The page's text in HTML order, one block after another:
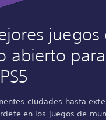
juegos
abierto para
ciudades hasta
en los juegos de